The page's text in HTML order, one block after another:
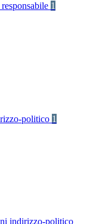
1
politico 1
indirizzo-politico